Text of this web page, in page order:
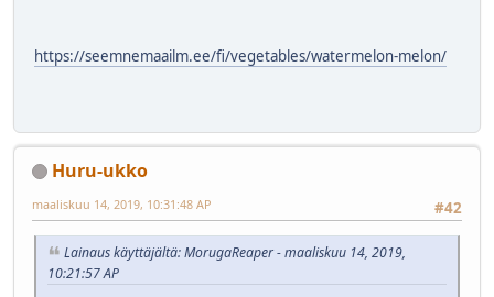
https://seemnemaailm.ee/fi/vegetables/watermelon-melon/
Huru-ukko
#42
maaliskuu 14, 2019, 10:31:48 AP
Lainaus käyttäjältä: MorugaReaper - maaliskuu 14, 2019,
10:21:57 AP